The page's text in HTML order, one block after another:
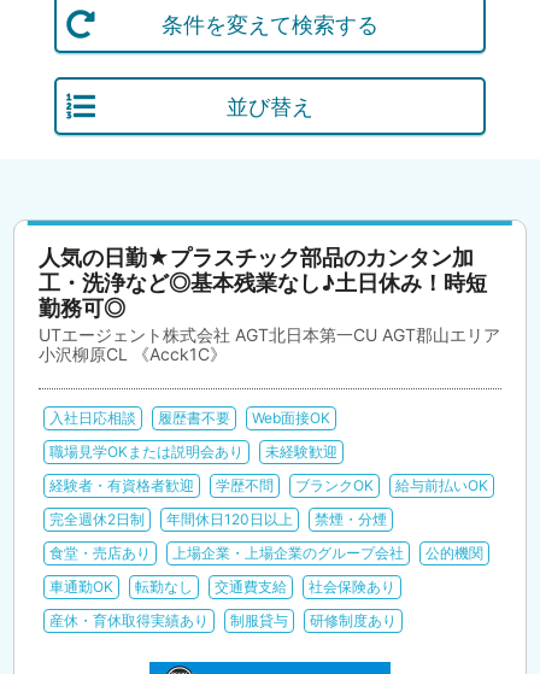
条件を変えて検索する
並び替え
人気の日勤★プラスチック部品のカンタン加
工・洗浄など◎基本残業なし♪土日休み！時短
勤務可◎
UTエージェント株式会社 AGT北日本第一CU AGT郡山エリア
小沢柳原CL 《Acck1C》
入社日応相談 履歴書不要
Web面接OK
職場見学OKまたは説明会あり
未経験歓迎
経験者・有資格者歓迎
学歴不問 ブランクOK
給与前払いOK
完全週休2日制
年間休日120日以上
禁煙・分煙
食堂・売店あり
上場企業・上場企業のグループ会社
公的機関
車通勤OK
転勤なし 交通費支給
社会保険あり
産休・育休取得実績あり
制服貸与 研修制度あり